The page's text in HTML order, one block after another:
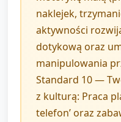
naklejek,
aktywności
dotykową oraz
manipulowania
Standard 10 —
z kulturą: Praca
telefon’ oraz